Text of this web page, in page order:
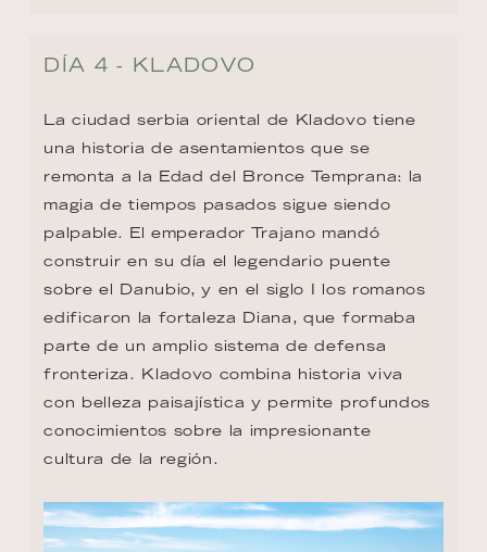
DÍA 4 - KLADOVO
La ciudad serbia oriental de Kladovo tiene
una historia de asentamientos que se
remonta a la Edad del Bronce Temprana: la
magia de tiempos pasados sigue siendo
palpable. El emperador Trajano mandó
construir en su día el legendario puente
sobre el Danubio, y en el siglo I los romanos
edificaron la fortaleza Diana, que formaba
parte de un amplio sistema de defensa
fronteriza. Kladovo combina historia viva
con belleza paisajística y permite profundos
conocimientos sobre la impresionante
cultura de la región.